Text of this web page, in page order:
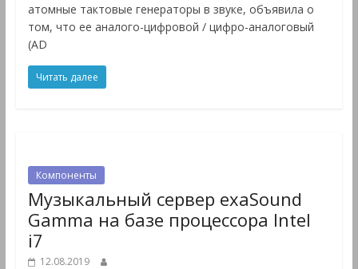
атомные тактовые генераторы в звуке, объявила о
том, что ее аналого-цифровой / цифро-аналоговый
(AD
Читать далее
Компоненты
Музыкальный сервер exaSound
Gamma на базе процессора Intel
i7
12.08.2019